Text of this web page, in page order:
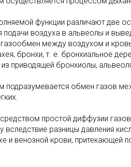
функции различают две
воздуха в альвеолы и
газообмен между воздухом и
бронхи, т. е. бронхиальное
приводящей бронхиолы,
подразумевается обмен газов
простой диффузии
вследствие разницы давления
и венозной крови, притекающей